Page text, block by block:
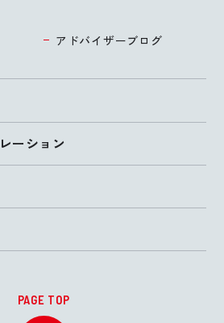
アドバイザーブログ
ーション
PAGE TOP